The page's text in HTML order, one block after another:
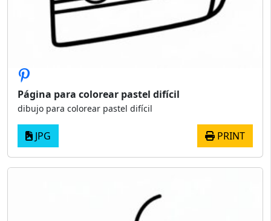
Página para colorear pastel difícil
dibujo para colorear pastel difícil
JPG PRINT